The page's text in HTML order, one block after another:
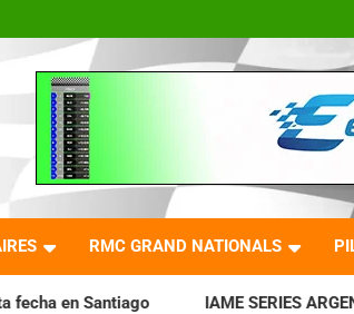
RMC GRAND NATIONALS
IAME SERIES ARGENTINA: Horarios para